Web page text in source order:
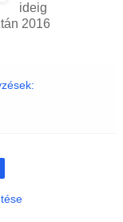
ideig
2016